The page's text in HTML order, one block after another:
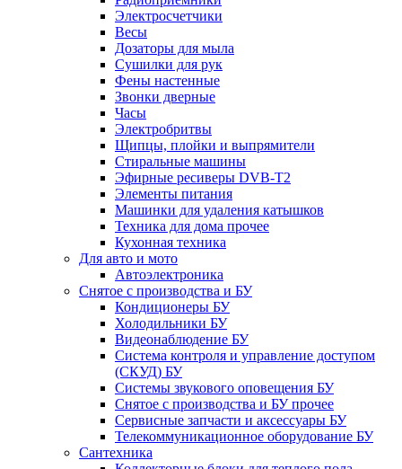
Электросчетчики
Весы
Дозаторы для мыла
Сушилки для рук
Фены настенные
Звонки дверные
Часы
Электробритвы
Щипцы, плойки и выпрямители
Стиральные машины
Эфирные ресиверы DVB-T2
Элементы питания
Машинки для удаления катышков
Техника для дома прочее
Кухонная техника
Для авто и мото
Автоэлектроника
Снятое с производства и БУ
Кондиционеры БУ
Холодильники БУ
Видеонаблюдение БУ
Система контроля и управление доступом
(СКУД) БУ
Системы звукового оповещения БУ
Снятое с производства и БУ прочее
Сервисные запчасти и аксессуары БУ
Телекоммуникационное оборудование БУ
Сантехника